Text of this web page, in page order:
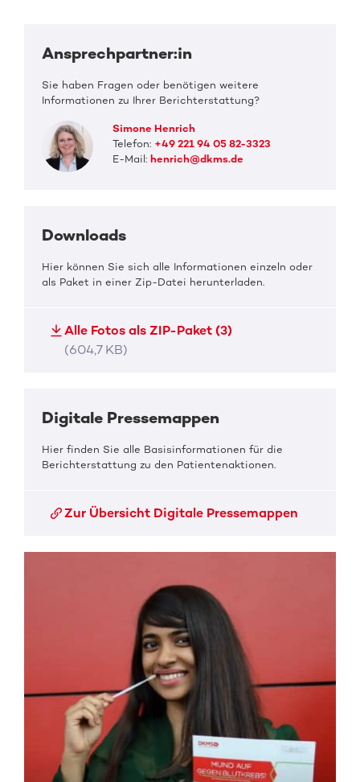
Ansprechpartner:in
Sie haben Fragen oder benötigen weitere
Informationen zu Ihrer Berichterstattung?
Simone Henrich
Telefon: +49 221 94 05 82-3323
E-Mail:henrich@dkms.de
Downloads
Hier können Sie sich alle Informationen einzeln oder
als Paket in einer Zip-Datei herunterladen.
Alle Fotos als ZIP-Paket (3)
(604,7 KB)
Digitale Pressemappen
Hier finden Sie alle Basisinformationen für die
Berichterstattung zu den Patientenaktionen.
Zur Übersicht Digitale Pressemappen